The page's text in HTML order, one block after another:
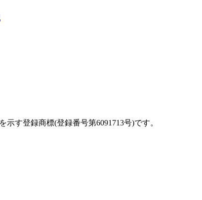
す登録商標(登録番号第6091713号)です。